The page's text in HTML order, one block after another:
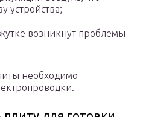
устройства;
возникнут проблемы
необходимо